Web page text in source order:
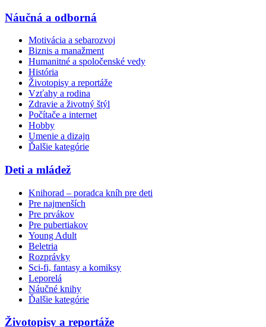
Náučná a odborná
Motivácia a sebarozvoj
Biznis a manažment
Humanitné a spoločenské vedy
História
Životopisy a reportáže
Vzťahy a rodina
Zdravie a životný štýl
Počítače a internet
Hobby
Umenie a dizajn
Ďalšie kategórie
Deti a mládež
Knihorad – poradca kníh pre deti
Pre najmenších
Pre prvákov
Pre pubertiakov
Young Adult
Beletria
Rozprávky
Sci-fi, fantasy a komiksy
Leporelá
Náučné knihy
Ďalšie kategórie
Životopisy a reportáže